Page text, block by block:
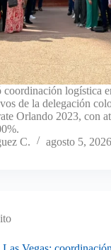
logística
de la delegación
Orlando 2023, con
C.
agosto 5, 2026